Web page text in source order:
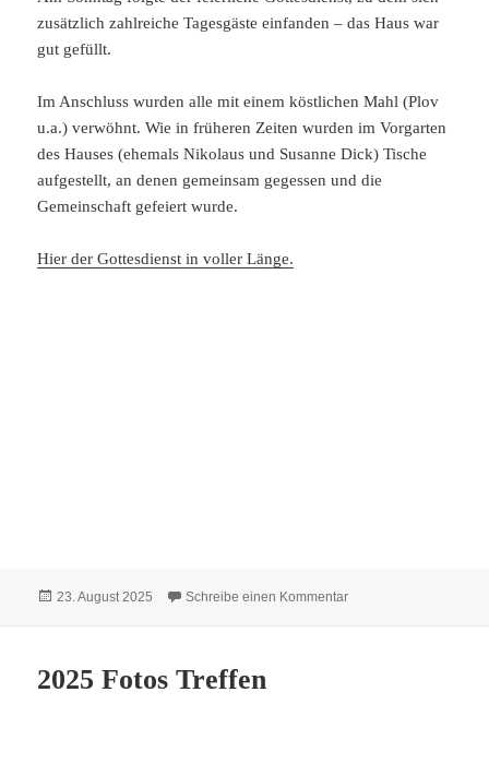
zusätzlich zahlreiche Tagesgäste einfanden – das Haus war
gut gefüllt.
Im Anschluss wurden alle mit einem köstlichen Mahl (Plov
u.a.) verwöhnt. Wie in früheren Zeiten wurden im Vorgarten
des Hauses (ehemals Nikolaus und Susanne Dick) Tische
aufgestellt, an denen gemeinsam gegessen und die
Gemeinschaft gefeiert wurde.
Hier der Gottesdienst in voller Länge.
Veröffentlicht
23. August 2025 Schreibe einen Kommentarzu Sängerfest in
2025 Fotos Treffen